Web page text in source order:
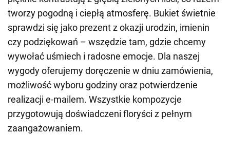
tworzy pogodną i ciepłą atmosferę. Bukiet świetnie
sprawdzi się jako prezent z okazji urodzin, imienin
czy podziękowań – wszędzie tam, gdzie chcemy
wywołać uśmiech i radosne emocje. Dla naszej
wygody oferujemy doręczenie w dniu zamówienia,
możliwość wyboru godziny oraz potwierdzenie
realizacji e-mailem. Wszystkie kompozycje
przygotowują doświadczeni floryści z pełnym
zaangażowaniem.